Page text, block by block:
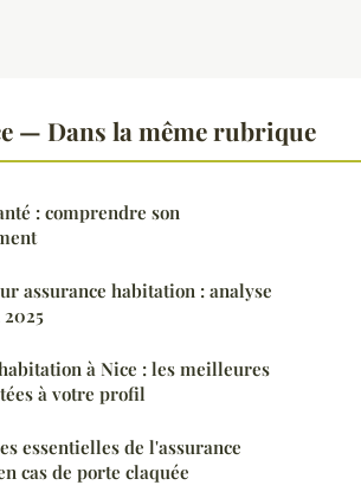
— Dans la même rubrique
: comprendre son
assurance habitation : analyse
à Nice : les meilleures
à votre profil
essentielles de l'assurance
cas de porte claquée